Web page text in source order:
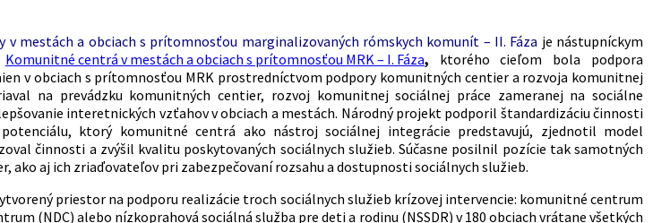
v mestách a obciach s prítomnosťou marginalizovaných rómskych komunít – II. Fáza je nástupníckym
Komunitné centrá v mestách a obciach s prítomnosťou MRK – I. Fáza, ktorého cieľom bola podpora
v obciach s prítomnosťou MRK prostredníctvom podpory komunitných centier a rozvoja komunitnej
na prevádzku komunitných centier, rozvoj komunitnej sociálnej práce zameranej na sociálne
interetnických vzťahov v obciach a mestách. Národný projekt podporil štandardizáciu činnosti
ktorý komunitné centrá ako nástroj sociálnej integrácie predstavujú, zjednotil model
činnosti a zvýšil kvalitu poskytovaných sociálnych služieb. Súčasne posilnil pozície tak samotných
ako aj ich zriaďovateľov pri zabezpečovaní rozsahu a dostupnosti sociálnych služieb.
priestor na podporu realizácie troch sociálnych služieb krízovej intervencie: komunitné centrum
(NDC) alebo nízkoprahová sociálná služba pre deti a rodinu (NSSDR) v 180 obciach vrátane všetkých